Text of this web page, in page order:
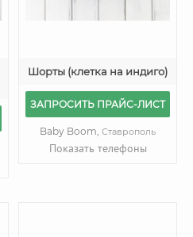
Шорты (клетка на индиго)
ЗАПРОСИТЬ ПРАЙС-ЛИСТ
Baby Boom,Ставрополь
Показать телефоны